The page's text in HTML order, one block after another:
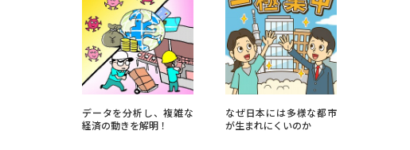
このサイトについて
受付内容・発送状況の確認 テレメール
お支払いサイト
お問合せ先 テレメール進学カタログ訂正のご案内
データを分析し、複雑な
経済の動きを解明！
なぜ日本には多様な都市
が生まれにくいのか